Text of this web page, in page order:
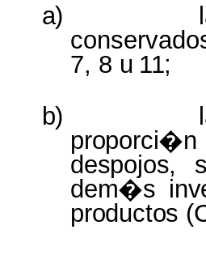
a)
7, 8 u 11;
b)
proporci�n
despojos,
dem�s
productos (